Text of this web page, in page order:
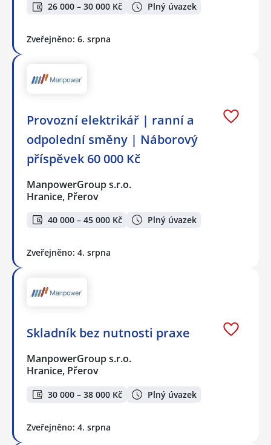
26 000 – 30 000 Kč Plný úvazek
Zveřejněno: 6. srpna
Provozní elektrikář | ranní a
odpolední směny | Náborový
příspěvek 60 000 Kč
ManpowerGroup s.r.o.
Hranice, Přerov
40 000 – 45 000 Kč Plný úvazek
Zveřejněno: 4. srpna
Skladník bez nutnosti praxe
ManpowerGroup s.r.o.
Hranice, Přerov
30 000 – 38 000 Kč Plný úvazek
Zveřejněno: 4. srpna